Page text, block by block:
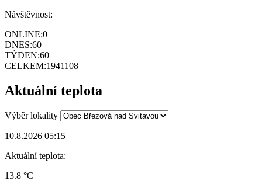
Návštěvnost:
ONLINE:0
DNES:60
TÝDEN:60
CELKEM:1941108
Aktuální teplota
Výběr lokality
10.8.2026 05:15
Aktuální teplota:
13.8 °C